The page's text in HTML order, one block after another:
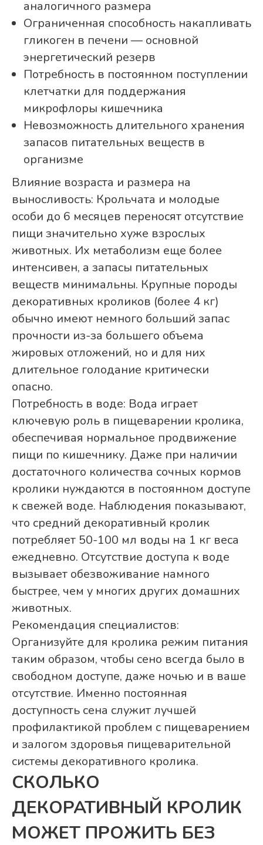
аналогичного размера
Ограниченная способность накапливать
гликоген в печени — основной
энергетический резерв
Потребность в постоянном поступлении
клетчатки для поддержания
микрофлоры кишечника
Невозможность длительного хранения
запасов питательных веществ в
организме
Влияние возраста и размера на
выносливость: Крольчата и молодые
особи до 6 месяцев переносят отсутствие
пищи значительно хуже взрослых
животных. Их метаболизм еще более
интенсивен, а запасы питательных
веществ минимальны. Крупные породы
декоративных кроликов (более 4 кг)
обычно имеют немного больший запас
прочности из-за большего объема
жировых отложений, но и для них
длительное голодание критически
опасно.
Потребность в воде: Вода играет
ключевую роль в пищеварении кролика,
обеспечивая нормальное продвижение
пищи по кишечнику. Даже при наличии
достаточного количества сочных кормов
кролики нуждаются в постоянном доступе
к свежей воде. Наблюдения показывают,
что средний декоративный кролик
потребляет 50-100 мл воды на 1 кг веса
ежедневно. Отсутствие доступа к воде
вызывает обезвоживание намного
быстрее, чем у многих других домашних
животных.
Рекомендация специалистов:
Организуйте для кролика режим питания
таким образом, чтобы сено всегда было в
свободном доступе, даже ночью и в ваше
отсутствие. Именно постоянная
доступность сена служит лучшей
профилактикой проблем с пищеварением
и залогом здоровья пищеварительной
системы декоративного кролика.
СКОЛЬКО
ДЕКОРАТИВНЫЙ КРОЛИК
МОЖЕТ ПРОЖИТЬ БЕЗ